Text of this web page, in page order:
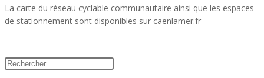
La carte du réseau cyclable communautaire ainsi que les espaces
de stationnement sont disponibles sur caenlamer.fr